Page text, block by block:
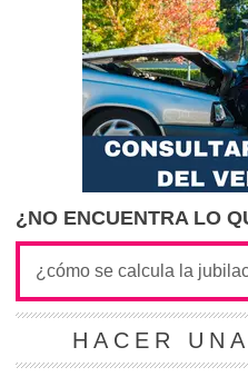
¿NO ENCUENTRA LO
HACER